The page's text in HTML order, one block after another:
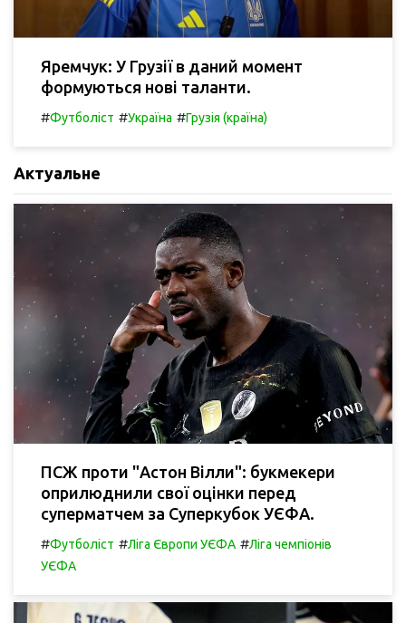
Яремчук: У Грузії в даний момент
формуються нові таланти.
#Футболіст #Україна #Грузія (країна)
Актуальне
ПСЖ проти "Астон Вілли": букмекери
оприлюднили свої оцінки перед
суперматчем за Суперкубок УЄФА.
#Футболіст #Ліга Європи УЄФА #Ліга чемпіонів
УЄФА